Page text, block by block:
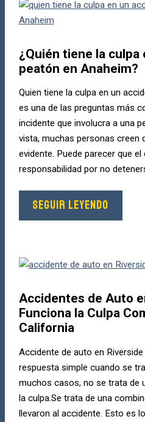
¿Quién tiene la
peatón en Anaheim?
Quien tiene la culpa en un
es una de las preguntas más
incidente que involucra a una
vista, muchas personas creen
evidente. Puede parecer que
responsabilidad por no
SEGUIR LEYENDO
Accidentes de Auto
Funciona la Culpa
California
Accidente de auto en
respuesta simple cuando se
muchos casos, no se trata de
la culpa.Se trata de una
llevaron al accidente. Esto es